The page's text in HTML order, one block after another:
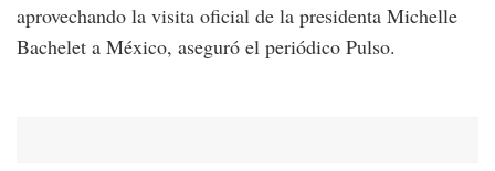
aprovechando la visita oficial de la presidenta Michelle
Bachelet a México, aseguró el periódico Pulso.